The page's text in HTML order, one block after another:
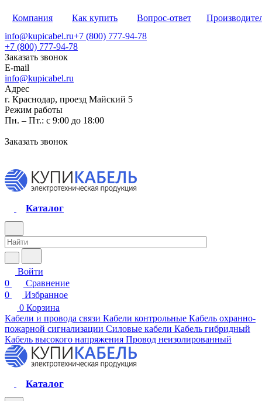
Компания Как купить Вопрос-ответ
info@kupicabel.ru+7 (800) 777-94-78
+7 (800) 777-94-78
Заказать звонок
E-mail
info@kupicabel.ru
Адрес
г. Краснодар, проезд Майский 5
Режим работы
Пн. – Пт.: с 9:00 до 18:00
Заказать звонок
Каталог
Войти
0
Сравнение
0
Избранное
0 Корзина
Кабели и провода связи Кабели контрольные Кабель охранно-
пожарной сигнализации Силовые кабели Кабель гибридный
Кабель высокого напряжения Провод неизолированный
Каталог